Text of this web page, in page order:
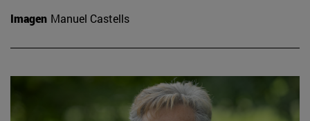
Imagen Manuel Castells